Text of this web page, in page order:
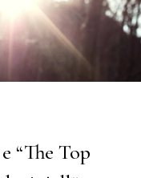
“The Top